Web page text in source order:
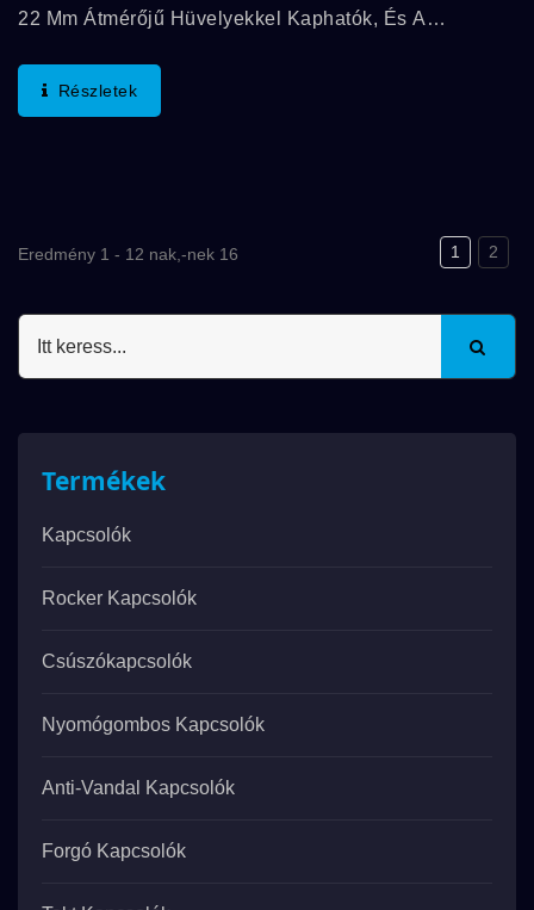
22 Mm Átmérőjű Hüvelyekkel Kaphatók, És A
Között Van. A Megkülönböztető Jellemzők...
Részletek
Eredmény 1 - 12 nak,-nek 16 1 2
Termékek
Kapcsolók
Rocker Kapcsolók
Csúszókapcsolók
Nyomógombos Kapcsolók
Anti-Vandal Kapcsolók
Forgó Kapcsolók